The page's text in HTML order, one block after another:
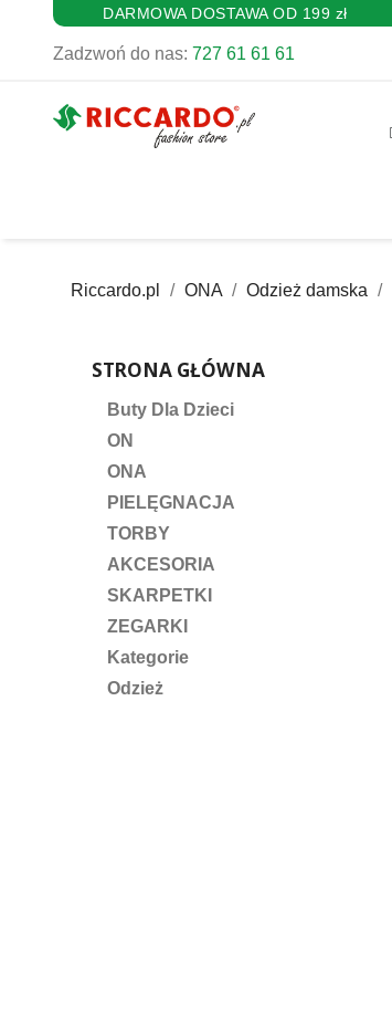
DARMOWA DOSTAWA OD 199 zł
Zadzwoń do nas: 727 61 61 61
Riccardo.pl ONA Odzież damska
STRONA GŁÓWNA
Buty Dla Dzieci
ON
ONA
PIELĘGNACJA
TORBY
AKCESORIA
SKARPETKI
ZEGARKI
Kategorie
Odzież